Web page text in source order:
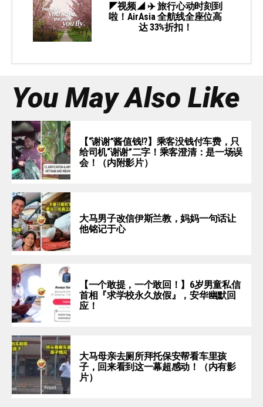
◤视频◢ ✈️ 旅行心动时刻到
啦！AirAsia 全航线全座位高
达 33%折扣！
You May Also Like
【“谢谢”酱值钱⁉️】乘客没钱付车费，只
给司机“谢谢”二字！乘客澄清：是一场误
会！（内附影片）
大马男子改信伊斯兰教，妈妈一句话让
他铭记于心
【一个敢提，一个敢回！】6岁男童私信
首相『求学校永久放假』，安华幽默回
应！
大马母亲去厕所拜托保安帮看车里孩
子，回来看到这一幕超感动！（内有影
片）